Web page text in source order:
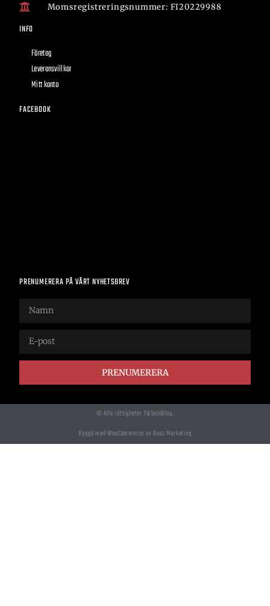
Momsregistreringsnummer: FI20229988
INFO
Företag
Leveransvillkor
Mitt konto
FACEBOOK
PRENUMERERA PÅ VÅRT NYHETSBREV
PRENUMERERA
© Alla rättigheter förbehållna.
Byggd med WooCommerce av Boaz Marketing